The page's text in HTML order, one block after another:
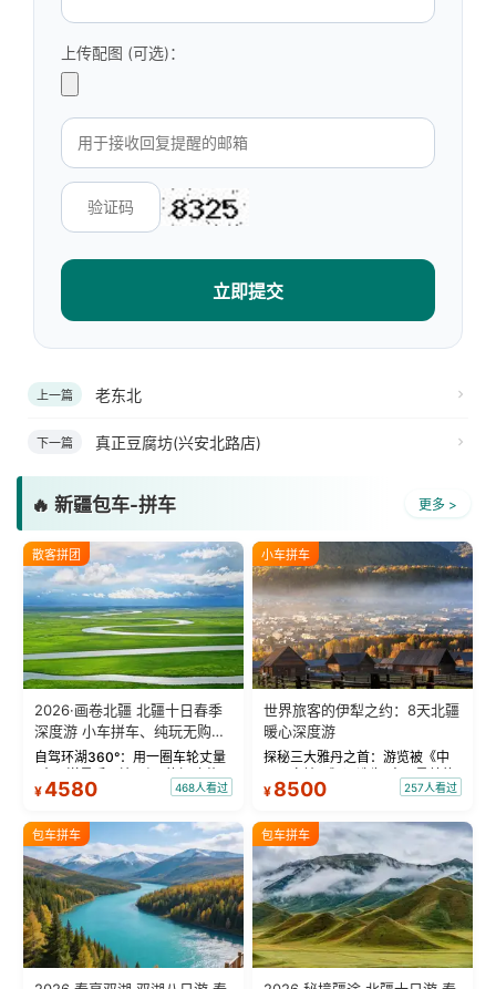
上传配图 (可选)：
立即提交
上一篇 老东北
下一篇 真正豆腐坊(兴安北路店)
🔥 新疆包车-拼车 更多 >
散客拼团
2026·画卷北疆 北疆十日春季
深度游 小车拼车、纯玩无购
物！
自驾环湖360°：用一圈车轮丈量
“大西洋最后一滴眼泪”的极致蔚
蓝。 赛湖旅拍：甄选多款风格服
绝美瞬间。 赛湖坦克300跟车视
频：专业摄影师...
¥4580 468人看过
小车拼车
世界旅客的伊犁之约：8天北疆
暖心深度游
探秘三大雅丹之首：游览被《中
国国家地理》评选为“中国最美的
三大雅丹”第一名的克拉玛依魔鬼
瓦人最大村落——禾木村，欣赏
晨雾与小木...
¥ 8500 257人看过
包车拼车 包车拼车